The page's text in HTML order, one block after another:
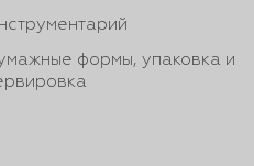
формы, упаковка и